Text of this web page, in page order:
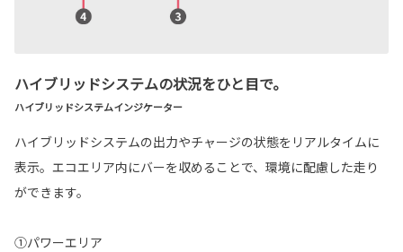
ハイブリッドシステムの状況をひと目で。
ハイブリッドシステムインジケーター
ハイブリッドシステムの出力やチャージの状態をリアルタイムに
表示。エコエリア内にバーを収めることで、環境に配慮した走り
ができます。
①パワーエリア